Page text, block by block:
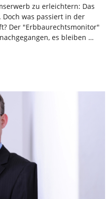
zu erleichtern: Das
was passiert in der
Der "Erbbaurechtsmonitor"
es bleiben …